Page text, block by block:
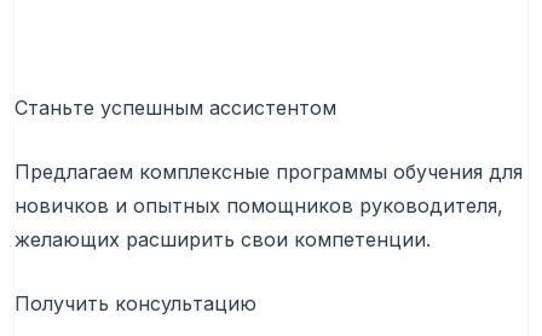
Станьте успешным ассистентом
Предлагаем комплексные программы обучения для
новичков и опытных помощников руководителя,
желающих расширить свои компетенции.
Получить консультацию